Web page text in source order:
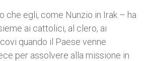
che egli, come Nunzio in Irak – ha
ai cattolici, al clero, ai
quando il Paese venne
per assolvere alla missione in